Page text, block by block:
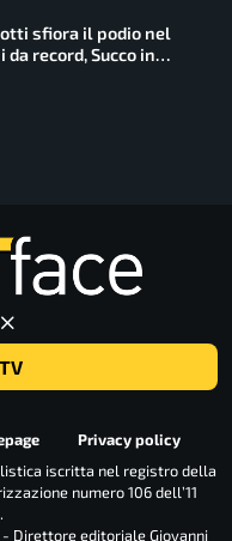
sfiora il podio nel
record, Succo in
Privacy policy
iscritta nel registro della
numero 106 dell’11
Direttore editoriale Giovanni